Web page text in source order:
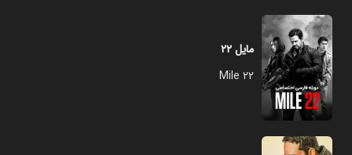
مایل ۲۲
Mile 22